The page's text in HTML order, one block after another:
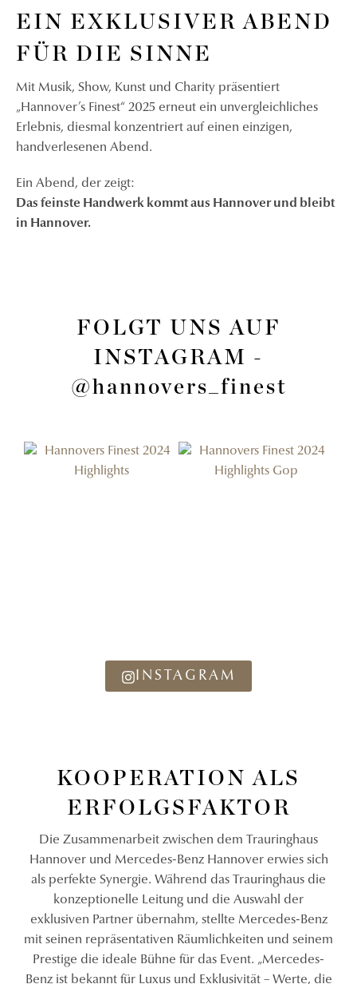
EIN EXKLUSIVER ABEND
FÜR DIE SINNE
Mit Musik, Show, Kunst und Charity präsentiert
„Hannover’s Finest“ 2025 erneut ein unvergleichliches
Erlebnis, diesmal konzentriert auf einen einzigen,
handverlesenen Abend.
Ein Abend, der zeigt:
Das feinste Handwerk kommt aus Hannover und bleibt
in Hannover.
FOLGT UNS AUF
INSTAGRAM -
@hannovers_finest
INSTAGRAM
KOOPERATION ALS
ERFOLGSFAKTOR
Die Zusammenarbeit zwischen dem Trauringhaus
Hannover und Mercedes-Benz Hannover erwies sich
als perfekte Synergie. Während das Trauringhaus die
konzeptionelle Leitung und die Auswahl der
exklusiven Partner übernahm, stellte Mercedes-Benz
mit seinen repräsentativen Räumlichkeiten und seinem
Prestige die ideale Bühne für das Event. „Mercedes-
Benz ist bekannt für Luxus und Exklusivität – Werte, die